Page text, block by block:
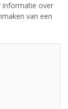
informatie over
van een